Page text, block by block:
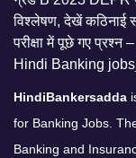
HindiBankersadda
for Banking Jobs.
Banking and